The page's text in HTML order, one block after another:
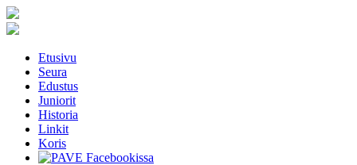
Etusivu
Seura
Edustus
Juniorit
Historia
Linkit
Koris